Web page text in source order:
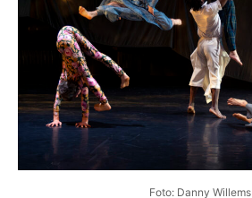
Foto: Danny Willems